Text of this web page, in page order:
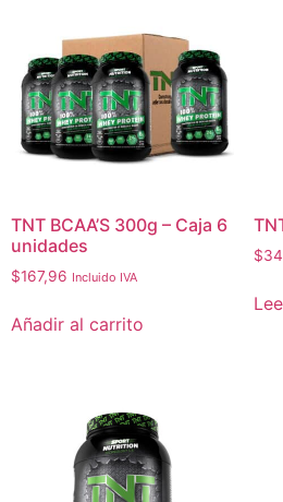
TNT BCAA’S 300g – Caja 6
unidades
$167,96 Incluido IVA
Añadir al carrito
$